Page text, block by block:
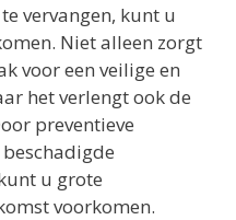
vervangen, kunt u
Niet alleen zorgt
voor een veilige en
het verlengt ook de
preventieve
u grote
voorkomen.